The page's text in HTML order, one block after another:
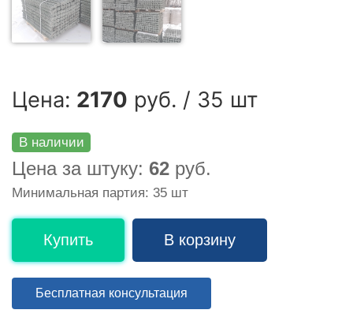
Цена: 2170 руб. / 35 шт
В наличии
Цена за штуку: 62 руб.
Минимальная партия: 35 шт
Купить В корзину
Бесплатная консультация